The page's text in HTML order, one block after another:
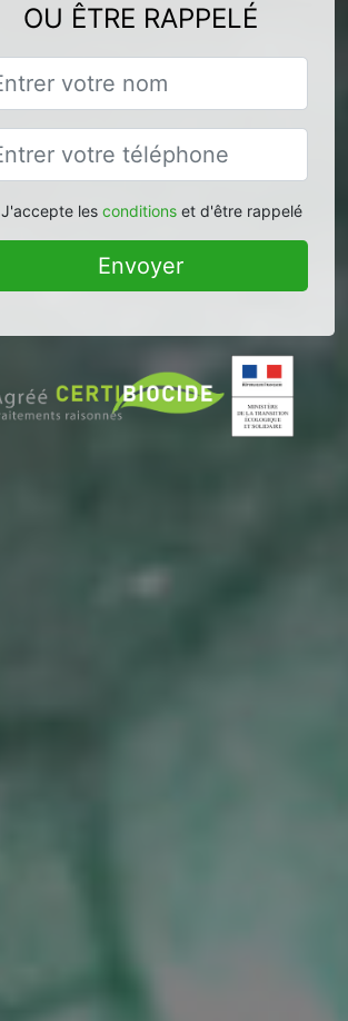
OU ÊTRE RAPPELÉ
J'accepte les conditionset d'être rappelé
Envoyer